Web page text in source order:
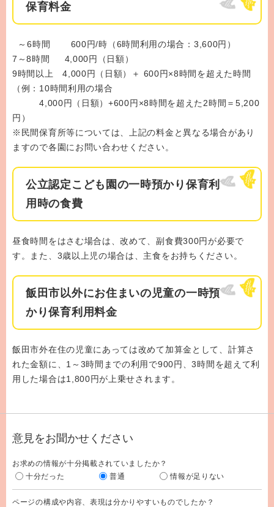
保育料金
～6時間 600円/時（6時間利用の場合：3,600円）
7～8時間 4,000円（日額）
9時間以上 4,000円（日額）＋ 600円×8時間を超えた時間
（例：10時間利用の場合
4,000円（日額）+600円×8時間を超えた2時間＝5,200
円）
※民間保育所等については、上記の料金と異なる場合があり
ますので各園にお問い合わせください。
公立認定こども園の一時預かり保育利
用時の食費
昼食時間をはさむ場合は、改めて、副食費300円が必要で
す。また、3歳以上児の場合は、主食をお持ちください。
飯田市以外にお住まいの児童の一時預
かり保育利用料金
飯田市外在住の児童にあっては改めて加算金として、計算さ
れた金額に、1～3時間までの利用で900円、3時間を超えて利
用した場合は1,800円が上乗せされます。
意見をお聞かせください
お求めの情報が十分掲載されていましたか？
十分だった
普通 情報が足りない
ページの構成や内容、表現は分かりやすいものでしたか？